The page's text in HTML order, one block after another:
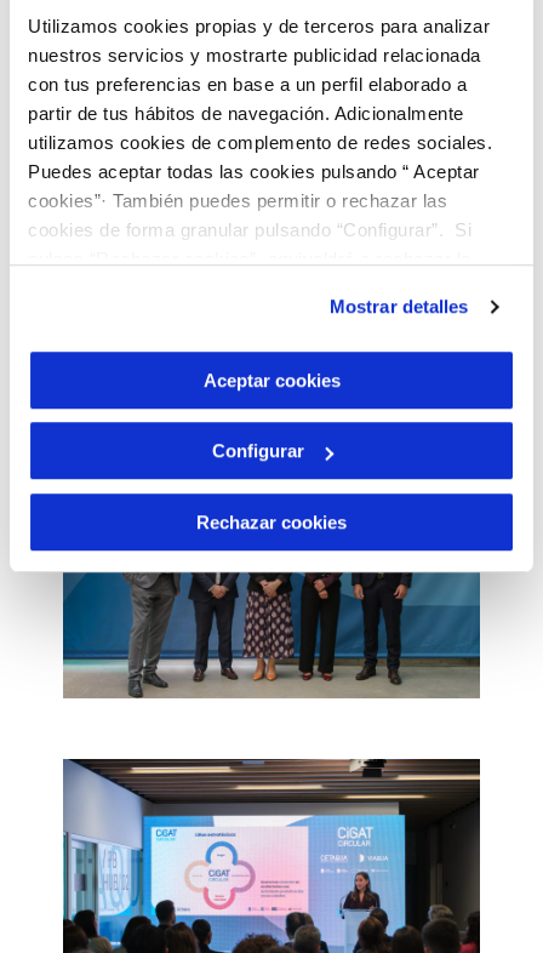
Utilizamos cookies propias y de terceros para analizar
nuestros servicios y mostrarte publicidad relacionada
con tus preferencias en base a un perfil elaborado a
partir de tus hábitos de navegación. Adicionalmente
utilizamos cookies de complemento de redes sociales.
Puedes aceptar todas las cookies pulsando “ Aceptar
cookies”· También puedes permitir o rechazar las
cookies de forma granular pulsando “Configurar”. Si
son indispensables para que el sitio web funcione y que
más información en nuestraPolítica de Cookies
Mostrar detalles
Aceptar cookies
Configurar
Rechazar cookies
delprimer Punto de Recarga de Agua
Regenerada en la comunidad gallega,
AQUARGA , ubicado en la ecofactoría de
Ourense, que permite reducir hasta un
60% la huella hídrica, así como la
aceleración de productos innovadores
como biofertilizantes, la EcoCelulosa y los
> Visita la web de CIGAT CircularAQUÍ